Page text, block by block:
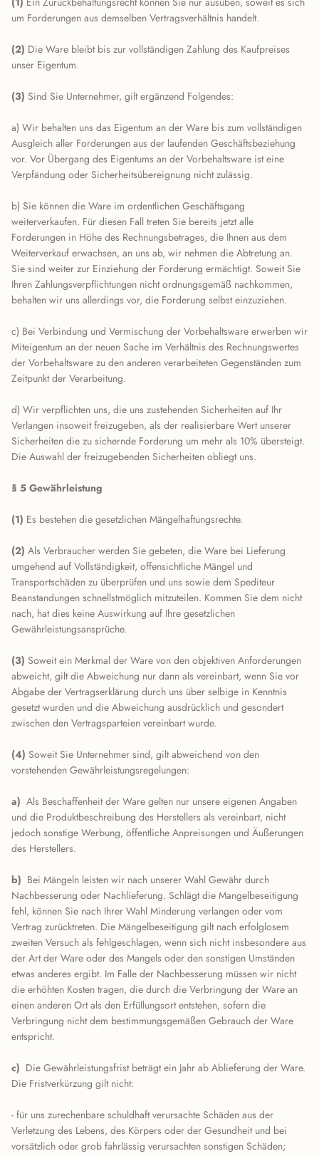
um Forderungen aus demselben Vertragsverhältnis handelt.
(2) Die Ware bleibt bis zur vollständigen Zahlung des Kaufpreises
unser Eigentum.
(3) Sind Sie Unternehmer, gilt ergänzend Folgendes:
a) Wir behalten uns das Eigentum an der Ware bis zum vollständigen
Ausgleich aller Forderungen aus der laufenden Geschäftsbeziehung
vor. Vor Übergang des Eigentums an der Vorbehaltsware ist eine
Verpfändung oder Sicherheitsübereignung nicht zulässig.
b) Sie können die Ware im ordentlichen Geschäftsgang
weiterverkaufen. Für diesen Fall treten Sie bereits jetzt alle
Forderungen in Höhe des Rechnungsbetrages, die Ihnen aus dem
Weiterverkauf erwachsen, an uns ab, wir nehmen die Abtretung an.
Sie sind weiter zur Einziehung der Forderung ermächtigt. Soweit Sie
Ihren Zahlungsverpflichtungen nicht ordnungsgemäß nachkommen,
behalten wir uns allerdings vor, die Forderung selbst einzuziehen.
c) Bei Verbindung und Vermischung der Vorbehaltsware erwerben wir
Miteigentum an der neuen Sache im Verhältnis des Rechnungswertes
der Vorbehaltsware zu den anderen verarbeiteten Gegenständen zum
Zeitpunkt der Verarbeitung.
d) Wir verpflichten uns, die uns zustehenden Sicherheiten auf Ihr
Verlangen insoweit freizugeben, als der realisierbare Wert unserer
Sicherheiten die zu sichernde Forderung um mehr als 10% übersteigt.
Die Auswahl der freizugebenden Sicherheiten obliegt uns.
§ 5 Gewährleistung
(1) Es bestehen die gesetzlichen Mängelhaftungsrechte.
(2) Als Verbraucher werden Sie gebeten, die Ware bei Lieferung
umgehend auf Vollständigkeit, offensichtliche Mängel und
Transportschäden zu überprüfen und uns sowie dem Spediteur
Beanstandungen schnellstmöglich mitzuteilen. Kommen Sie dem nicht
nach, hat dies keine Auswirkung auf Ihre gesetzlichen
Gewährleistungsansprüche.
(3) Soweit ein Merkmal der Ware von den objektiven Anforderungen
abweicht, gilt die Abweichung nur dann als vereinbart, wenn Sie vor
Abgabe der Vertragserklärung durch uns über selbige in Kenntnis
gesetzt wurden und die Abweichung ausdrücklich und gesondert
zwischen den Vertragsparteien vereinbart wurde.
(4) Soweit Sie Unternehmer sind, gilt abweichend von den
vorstehenden Gewährleistungsregelungen:
a) Als Beschaffenheit der Ware gelten nur unsere eigenen Angaben
und die Produktbeschreibung des Herstellers als vereinbart, nicht
jedoch sonstige Werbung, öffentliche Anpreisungen und Äußerungen
des Herstellers.
b) Bei Mängeln leisten wir nach unserer Wahl Gewähr durch
Nachbesserung oder Nachlieferung. Schlägt die Mangelbeseitigung
fehl, können Sie nach Ihrer Wahl Minderung verlangen oder vom
Vertrag zurücktreten. Die Mängelbeseitigung gilt nach erfolglosem
zweiten Versuch als fehlgeschlagen, wenn sich nicht insbesondere aus
der Art der Ware oder des Mangels oder den sonstigen Umständen
etwas anderes ergibt. Im Falle der Nachbesserung müssen wir nicht
die erhöhten Kosten tragen, die durch die Verbringung der Ware an
einen anderen Ort als den Erfüllungsort entstehen, sofern die
Verbringung nicht dem bestimmungsgemäßen Gebrauch der Ware
entspricht.
c) Die Gewährleistungsfrist beträgt ein Jahr ab Ablieferung der Ware.
Die Fristverkürzung gilt nicht:
- für uns zurechenbare schuldhaft verursachte Schäden aus der
Verletzung des Lebens, des Körpers oder der Gesundheit und bei
vorsätzlich oder grob fahrlässig verursachten sonstigen Schäden;